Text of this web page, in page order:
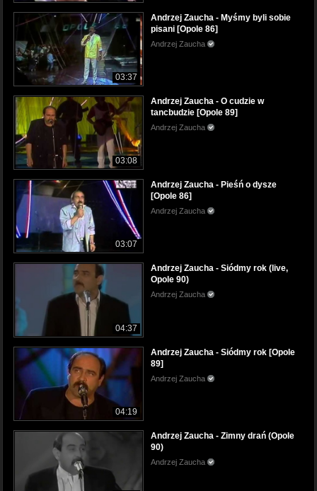
03:37
Andrzej Zaucha - Myśmy byli sobie
pisani [Opole 86]
Andrzej Zaucha
03:08
Andrzej Zaucha - O cudzie w
tancbudzie [Opole 89]
Andrzej Zaucha
03:07
Andrzej Zaucha - Pieśń o dysze
[Opole 86]
Andrzej Zaucha
04:37
Andrzej Zaucha - Siódmy rok (live,
Opole 90)
Andrzej Zaucha
04:19
Andrzej Zaucha - Siódmy rok [Opole
89]
Andrzej Zaucha
Andrzej Zaucha - Zimny drań (Opole
90)
Andrzej Zaucha